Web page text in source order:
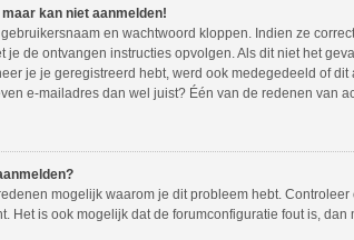
kan niet aanmelden!
en wachtwoord kloppen. Indien ze
je de ontvangen instructies opvolgen. Als dit niet het
je je geregistreerd hebt, werd ook medegedeeld of
e-mailadres dan wel juist? Één van de redenen van
mogelijk waarom je dit probleem hebt.
Het is ook mogelijk dat de forumconfiguratie fout is,